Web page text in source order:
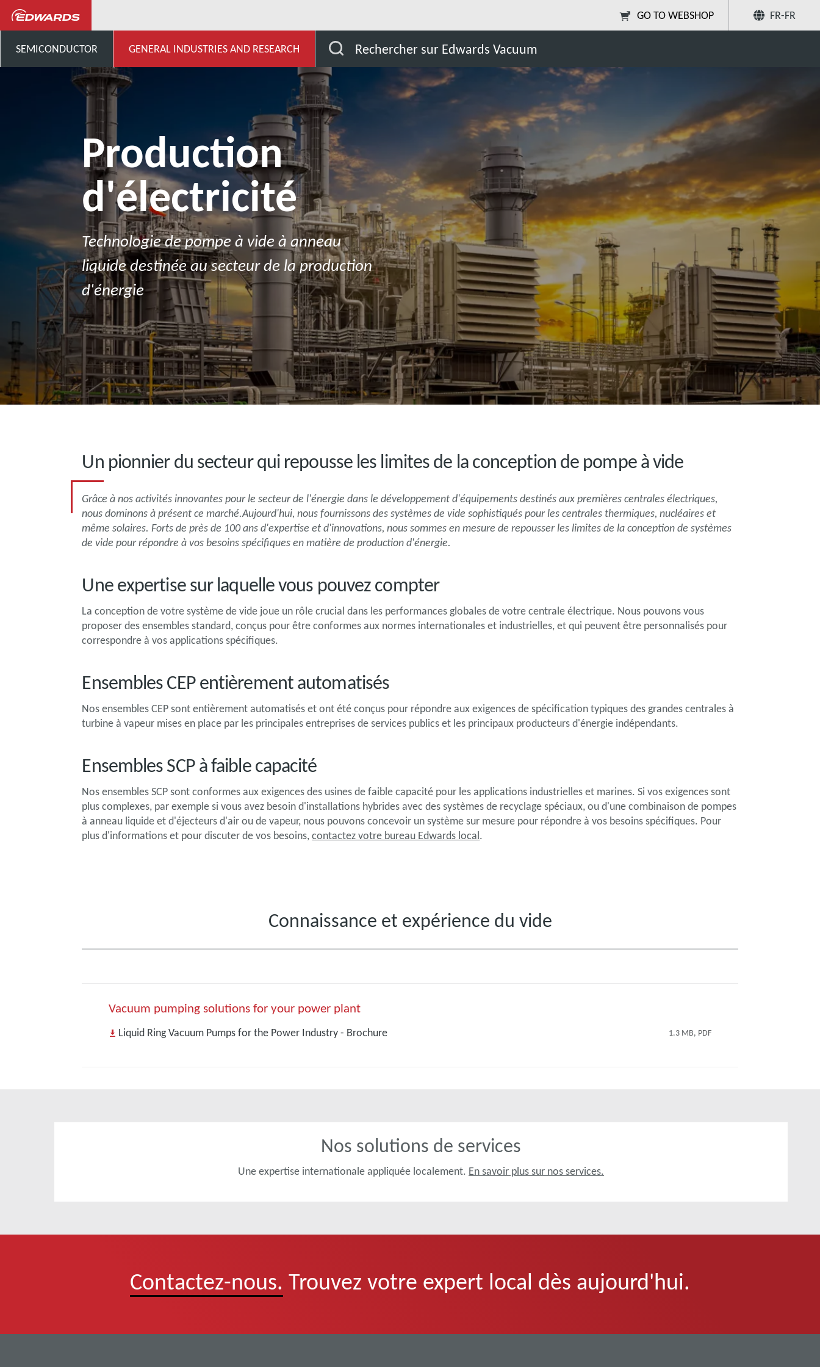
GO TO WEBSHOP FR-FR
SEMICONDUCTOR GENERAL INDUSTRIES AND RESEARCH Rechercher sur Edwards Vacuum
Partager
Production
d'électricité
Technologie de pompe à vide à anneau
liquide destinée au secteur de la production
d'énergie
Un pionnier du secteur qui repousse les limites de la conception de pompe à vide
Grâce à nos activités innovantes pour le secteur de l'énergie dans le développement d'équipements destinés aux premières centrales électriques,
nous dominons à présent ce marché.Aujourd'hui, nous fournissons des systèmes de vide sophistiqués pour les centrales thermiques, nucléaires et
même solaires. Forts de près de 100 ans d'expertise et d'innovations, nous sommes en mesure de repousser les limites de la conception de systèmes
de vide pour répondre à vos besoins spécifiques en matière de production d'énergie.
Une expertise sur laquelle vous pouvez compter
La conception de votre système de vide joue un rôle crucial dans les performances globales de votre centrale électrique. Nous pouvons vous
proposer des ensembles standard, conçus pour être conformes aux normes internationales et industrielles, et qui peuvent être personnalisés pour
correspondre à vos applications spécifiques.
Ensembles CEP entièrement automatisés
Nos ensembles CEP sont entièrement automatisés et ont été conçus pour répondre aux exigences de spécification typiques des grandes centrales à
turbine à vapeur mises en place par les principales entreprises de services publics et les principaux producteurs d'énergie indépendants.
Ensembles SCP à faible capacité
Nos ensembles SCP sont conformes aux exigences des usines de faible capacité pour les applications industrielles et marines. Si vos exigences sont
plus complexes, par exemple si vous avez besoin d'installations hybrides avec des systèmes de recyclage spéciaux, ou d'une combinaison de pompes
à anneau liquide et d'éjecteurs d'air ou de vapeur, nous pouvons concevoir un système sur mesure pour répondre à vos besoins spécifiques. Pour
plus d'informations et pour discuter de vos besoins,contactez votre bureau Edwards local.
Connaissance et expérience du vide
Vacuum pumping solutions for your power plant
Liquid Ring Vacuum Pumps for the Power Industry - Brochure 1.3 MB, PDF
Nos solutions de services
Une expertise internationale appliquée localement. En savoir plus sur nos services.
Contactez-nous. Trouvez votre expert local dès aujourd'hui.